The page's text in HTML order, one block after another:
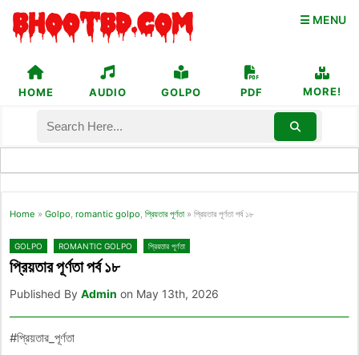
☰ MENU
HOME AUDIO GOLPO PDF MORE!
Home » Golpo, romantic golpo, প্রিয়তার পূর্ণতা » প্রিয়তার পূর্ণতা পর্ব ১৮
GOLPO ROMANTIC GOLPO প্রিয়তার পূর্ণতা
প্রিয়তার পূর্ণতা পর্ব ১৮
Published By Admin on May 13th, 2026
#প্রিয়তার_পূর্ণতা